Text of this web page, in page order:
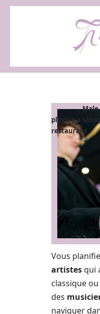
Male
playing a
restaurant
Vous
artistesqui
classique
des
naviguer